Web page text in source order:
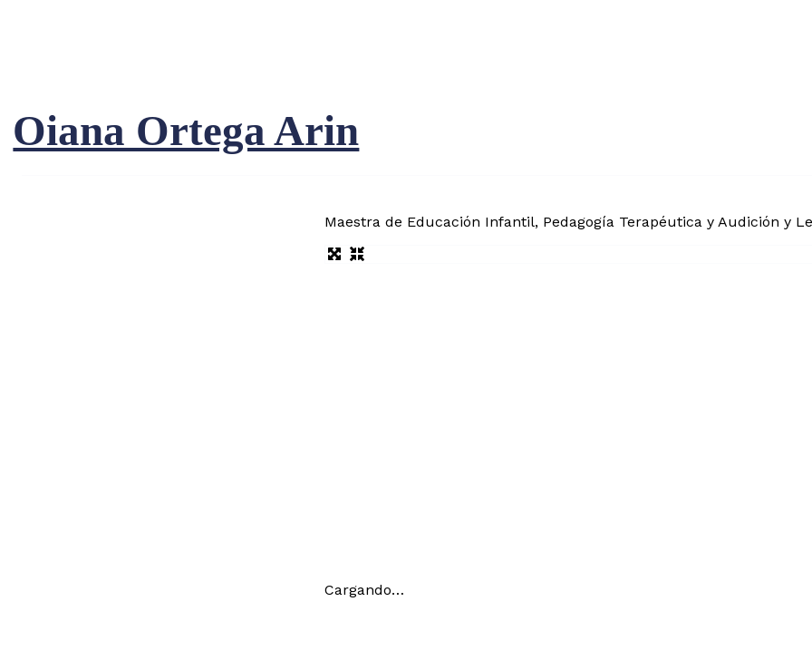
Oiana Ortega Arin
Maestra de Educación Infantil, Pedagogía Terapéutica y Audición y
Cargando…